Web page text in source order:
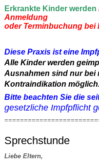
Erkrankte Kinder werden
Anmeldung
oder Terminbuchung bei
Diese Praxis ist eine
Alle Kinder werden
Ausnahmen sind nur bei
Kontraindikation möglich.
Bitte beachten Sie die
gesetzliche Impfpflicht
Sprechstunde
Liebe Eltern,